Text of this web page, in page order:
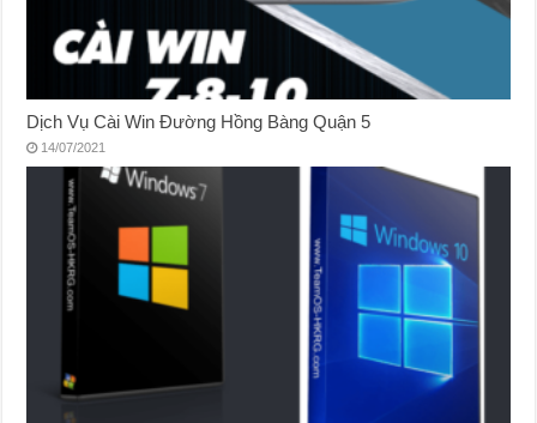
Dịch Vụ Cài Win Đường Hồng Bàng Quận 5
14/07/2021